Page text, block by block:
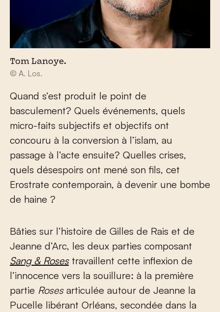
Tom Lanoye.
© A. Los.
Quand s’est produit le point de
basculement? Quels événements, quels
micro-faits subjectifs et objectifs ont
concouru à la conversion à l’islam, au
passage à l’acte ensuite? Quelles crises,
quels désespoirs ont mené son fils, cet
Erostrate contemporain, à devenir une bombe
de haine ?
Bâties sur l’histoire de Gilles de Rais et de
Jeanne d’Arc, les deux parties composant
Sang & Roses travaillent cette inflexion de
l’innocence vers la souillure: à la première
partie Roses articulée autour de Jeanne la
Pucelle libérant Orléans, secondée dans la